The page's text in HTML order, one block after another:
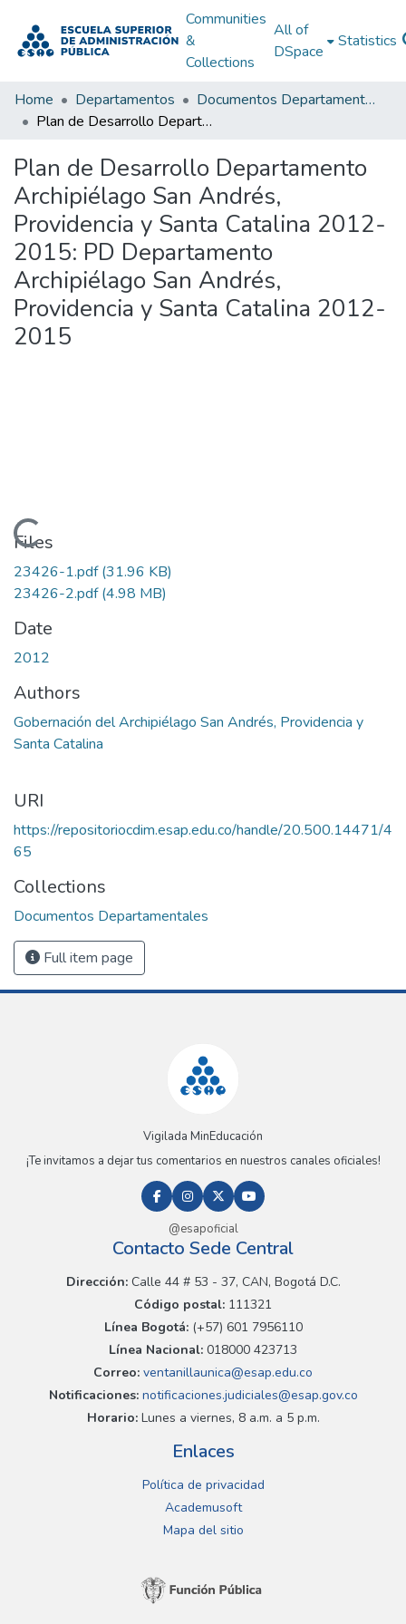
Communities
&
Collections
All of
DSpace
Statistics
Home Departamentos
Documentos Departamentales
Plan de Desarrollo Departamento Archipiélago San Andrés, Providencia y Santa Catalina 2012-2015: PD Departamento Archipiélago San Andrés, Providencia y Santa Catalina 2012-2015
Plan de Desarrollo Departamento
Archipiélago San Andrés,
Providencia y Santa Catalina 2012-
2015: PD Departamento
Archipiélago San Andrés,
Providencia y Santa Catalina 2012-
2015
Loading...
Files
23426-1.pdf(31.96 KB)
23426-2.pdf(4.98 MB)
Date
2012
Authors
Gobernación del Archipiélago San Andrés, Providencia y
Santa Catalina
URI
https://repositoriocdim.esap.edu.co/handle/20.500.14471/4
65
Collections
Documentos Departamentales
Full item page
Vigilada MinEducación
¡Te invitamos a dejar tus comentarios en nuestros canales oficiales!
@esapoficial
Contacto Sede Central
Dirección:Calle 44 # 53 - 37, CAN, Bogotá D.C.
Código postal: 111321
Línea Bogotá:(+57) 601 7956110
Línea Nacional: 018000 423713
Correo: ventanillaunica@esap.edu.co
Notificaciones:notificaciones.judiciales@esap.gov.co
Horario:Lunes a viernes, 8 a.m. a 5 p.m.
Enlaces
Política de privacidad
Academusoft
Mapa del sitio